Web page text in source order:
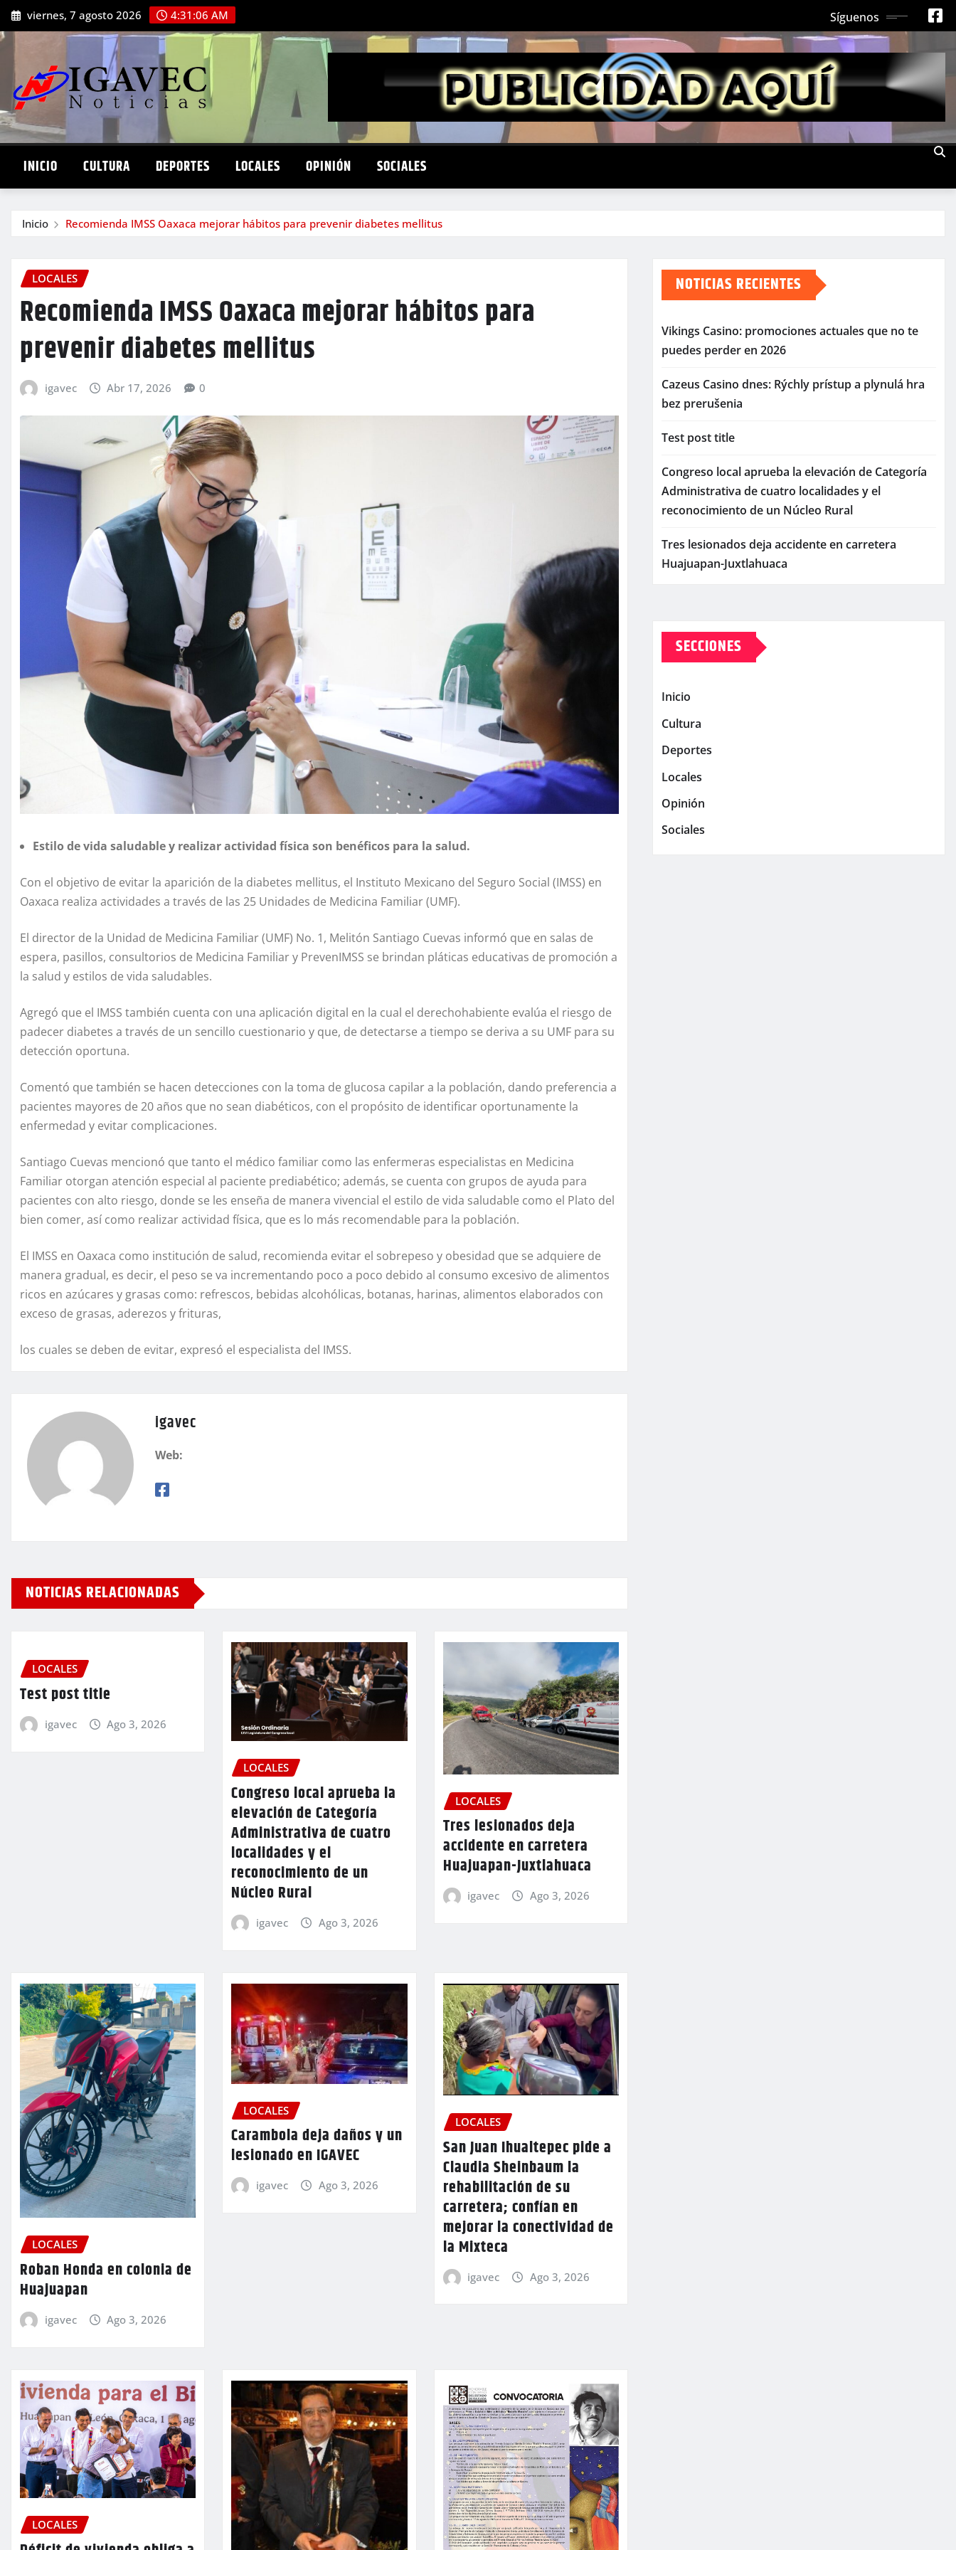
Saltar
al
contenido
viernes, 7 agosto 2026 4:31:08 AM Síguenos
INICIO CULTURA DEPORTES LOCALES OPINIÓN SOCIALES
Inicio Recomienda IMSS Oaxaca mejorar hábitos para prevenir diabetes mellitus
LOCALES
Recomienda IMSS Oaxaca mejorar hábitos para
prevenir diabetes mellitus
igavec Abr 17, 2026 0
Estilo de vida saludable y realizar actividad física son benéficos para la salud.
Con el objetivo de evitar la aparición de la diabetes mellitus, el Instituto Mexicano del Seguro Social (IMSS) en
Oaxaca realiza actividades a través de las 25 Unidades de Medicina Familiar (UMF).
El director de la Unidad de Medicina Familiar (UMF) No. 1, Melitón Santiago Cuevas informó que en salas de
espera, pasillos, consultorios de Medicina Familiar y PrevenIMSS se brindan pláticas educativas de promoción a
la salud y estilos de vida saludables.
Agregó que el IMSS también cuenta con una aplicación digital en la cual el derechohabiente evalúa el riesgo de
padecer diabetes a través de un sencillo cuestionario y que, de detectarse a tiempo se deriva a su UMF para su
detección oportuna.
Comentó que también se hacen detecciones con la toma de glucosa capilar a la población, dando preferencia a
pacientes mayores de 20 años que no sean diabéticos, con el propósito de identificar oportunamente la
enfermedad y evitar complicaciones.
Santiago Cuevas mencionó que tanto el médico familiar como las enfermeras especialistas en Medicina
Familiar otorgan atención especial al paciente prediabético; además, se cuenta con grupos de ayuda para
pacientes con alto riesgo, donde se les enseña de manera vivencial el estilo de vida saludable como el Plato del
bien comer, así como realizar actividad física, que es lo más recomendable para la población.
El IMSS en Oaxaca como institución de salud, recomienda evitar el sobrepeso y obesidad que se adquiere de
manera gradual, es decir, el peso se va incrementando poco a poco debido al consumo excesivo de alimentos
ricos en azúcares y grasas como: refrescos, bebidas alcohólicas, botanas, harinas, alimentos elaborados con
exceso de grasas, aderezos y frituras,
los cuales se deben de evitar, expresó el especialista del IMSS.
igavec
Web:
NOTICIAS RELACIONADAS
LOCALES
Test post title
igavec Ago 3, 2026
LOCALES
Congreso local aprueba la
elevación de Categoría
Administrativa de cuatro
localidades y el
reconocimiento de un
Núcleo Rural
igavec Ago 3, 2026
LOCALES
Tres lesionados deja
accidente en carretera
Huajuapan-Juxtlahuaca
igavec Ago 3, 2026
LOCALES
Roban Honda en colonia de
Huajuapan
igavec Ago 3, 2026
LOCALES
Carambola deja daños y un
lesionado en IGAVEC
igavec Ago 3, 2026
LOCALES
San Juan Ihualtepec pide a
Claudia Sheinbaum la
rehabilitación de su
carretera; confían en
mejorar la conectividad de
la Mixteca
igavec Ago 3, 2026
LOCALES
NOTICIAS RECIENTES
Vikings Casino: promociones actuales que no te
puedes perder en 2026
Cazeus Casino dnes: Rýchly prístup a plynulá hra
bez prerušenia
Test post title
Congreso local aprueba la elevación de Categoría
Administrativa de cuatro localidades y el
reconocimiento de un Núcleo Rural
Tres lesionados deja accidente en carretera
Huajuapan-Juxtlahuaca
SECCIONES
Inicio
Cultura
Deportes
Locales
Opinión
Sociales